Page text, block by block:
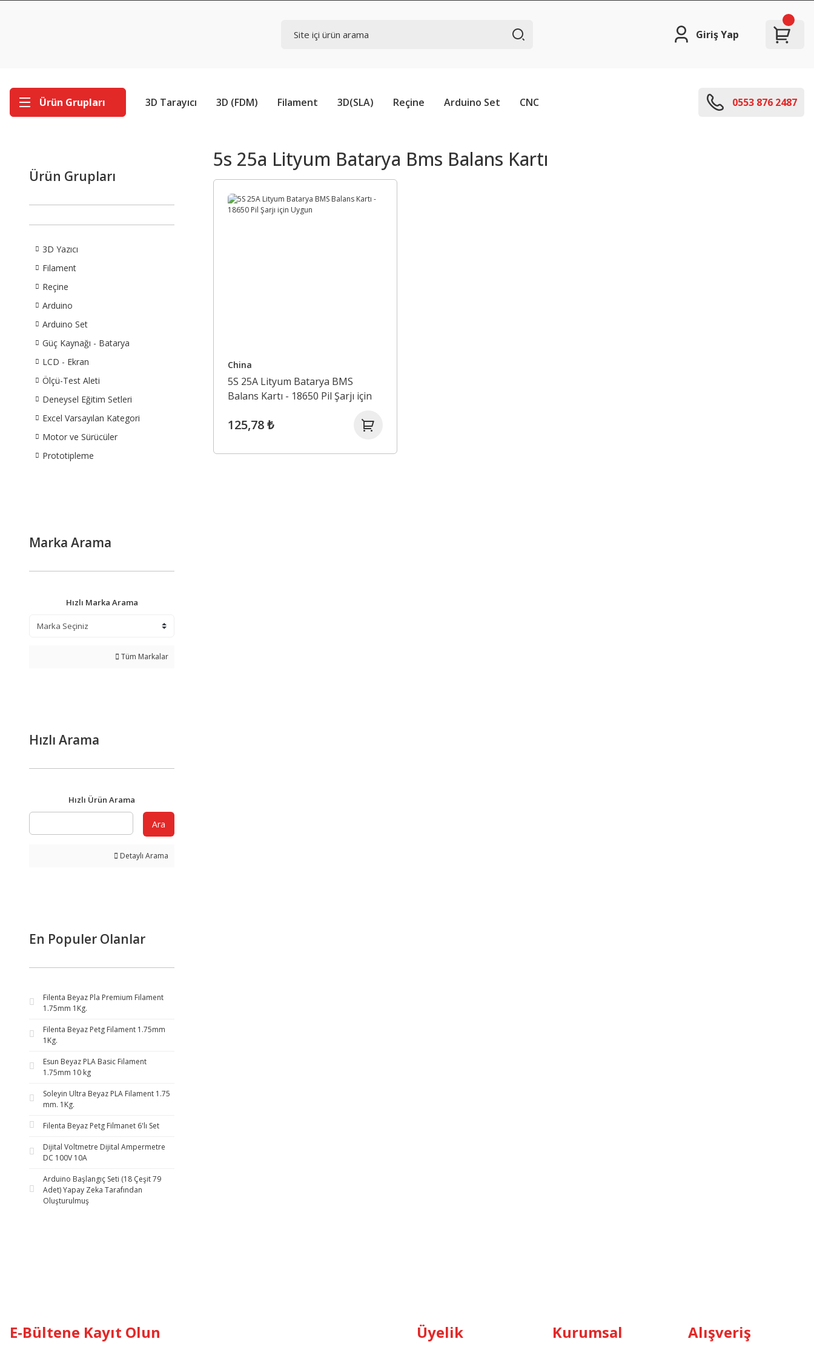
Giriş Yap
Ürün Grupları 3D Tarayıcı 3D (FDM) Filament 3D(SLA) Reçine Arduino Set CNC 0553 876 2487
Ürün Grupları
3D Yazıcı
Filament
Reçine
Arduino
Arduino Set
Güç Kaynağı - Batarya
LCD - Ekran
Ölçü-Test Aleti
Deneysel Eğitim Setleri
Excel Varsayılan Kategori
Motor ve Sürücüler
Prototipleme
Marka Arama
Hızlı Marka Arama
Tüm Markalar
Hızlı Arama
Hızlı Ürün Arama
Ara
Detaylı Arama
En Populer Olanlar
Filenta Beyaz Pla Premium Filament
1.75mm 1Kg.
Filenta Beyaz Petg Filament 1.75mm
1Kg.
Esun Beyaz PLA Basic Filament
1.75mm 10 kg
Soleyin Ultra Beyaz PLA Filament 1.75
mm. 1Kg.
Filenta Beyaz Petg Filmanet 6'lı Set
Dijital Voltmetre Dijital Ampermetre
DC 100V 10A
Arduino Başlangıç Seti (18 Çeşit 79
Adet) Yapay Zeka Tarafından
Oluşturulmuş
5s 25a Lityum Batarya Bms Balans Kartı
China
5S 25A Lityum Batarya BMS
Balans Kartı - 18650 Pil Şarjı için
125,78 ₺
E-Bültene Kayıt Olun Üyelik Kurumsal Alışveriş